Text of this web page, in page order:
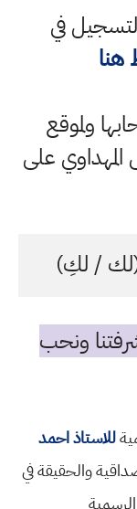
في
ولموقع
على
(لك / لكِ)
ونحب
للاستاذ احمد
والحقيقة في